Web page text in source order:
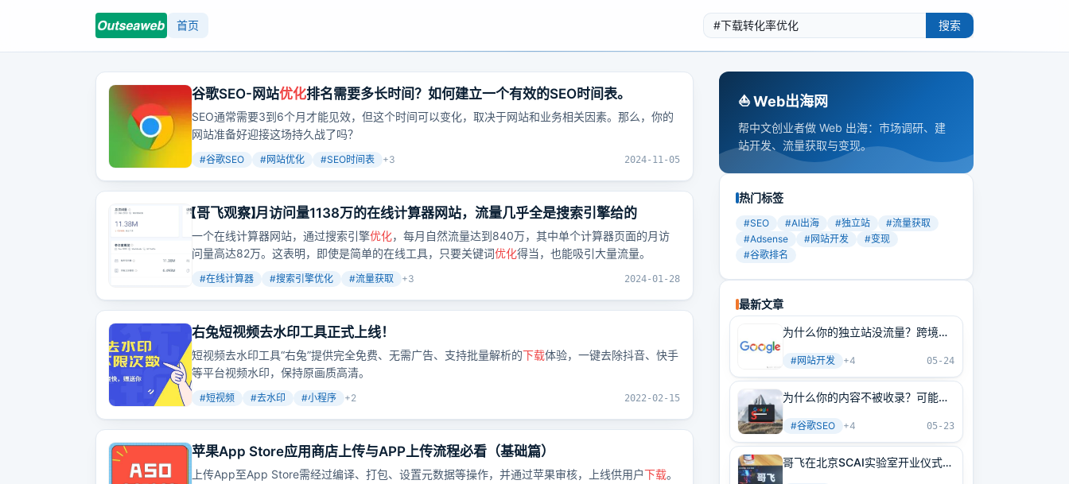
首页 搜索
谷歌SEO-网站优化排名需要多长时间？如何建立一个有效的SEO时间表。
SEO通常需要3到6个月才能见效，但这个时间可以变化，取决于网站和业务相关因素。那么，你的
网站准备好迎接这场持久战了吗？
#谷歌SEO #网站优化 #SEO时间表 +3 2024-11-05
【哥飞观察】月访问量1138万的在线计算器网站，流量几乎全是搜索引擎给的
一个在线计算器网站，通过搜索引擎优化，每月自然流量达到840万，其中单个计算器页面的月访
问量高达82万。这表明，即使是简单的在线工具，只要关键词优化得当，也能吸引大量流量。
#在线计算器 #搜索引擎优化 #流量获取 +3 2024-01-28
右兔短视频去水印工具正式上线！
短视频去水印工具“右兔”提供完全免费、无需广告、支持批量解析的下载体验，一键去除抖音、快手
等平台视频水印，保持原画质高清。
#短视频 #去水印 #小程序 +2 2022-02-15
苹果App Store应用商店上传与APP上传流程必看（基础篇）
上传App至App Store需经过编译、打包、设置元数据等操作，并通过苹果审核，上线供用户下载。
⛵️ Web出海网
帮中文创业者做 Web 出海：市场调研、建
站开发、流量获取与变现。
热门标签
#SEO #AI出海 #独立站 #流量获取
#Adsense #网站开发 #变现
#谷歌排名
最新文章
为什么你的独立站没流量？跨境卖
#网站开发 +4 05-24
为什么你的内容不被收录？可能是
方法
#谷歌SEO +4 05-23
哥飞在北京SCAI实验室开业仪式上